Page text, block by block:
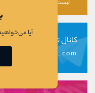
لیست رمزارزها
کانال تلگرام
alirezamehrabi_com
آیا